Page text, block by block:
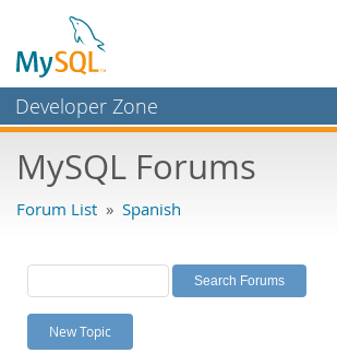
Developer Zone
Bugs
Labs
Planet MySQL
News and Events
MySQL Forums
Forum List » Spanish
New Topic